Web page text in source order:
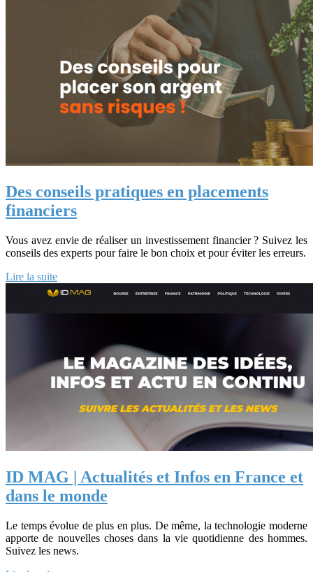
Des conseils pratiques en placements
financiers
Vous avez envie de réaliser un investissement financier ? Suivez les
conseils des experts pour faire le bon choix et pour éviter les erreurs.
Lire la suite
ID MAG | Actualités et Infos en France et
dans le monde
Le temps évolue de plus en plus. De même, la technologie moderne
apporte de nouvelles choses dans la vie quotidienne des hommes.
Suivez les news.